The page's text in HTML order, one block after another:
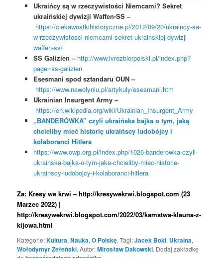
Ukraińcy są w rzeczywistości Niemcami? Sekret
ukraińskiej dywizji Waffen-SS –
https://ciekawostkihistoryczne.pl/2012/09/20/ukraincy-sa-
w-rzeczywistosci-niemcami-sekret-ukrainskiej-dywizji-
waffen-ss/
SS Galizien – http://www.ivrozbiorpolski.pl/index.php?
page=ss-galizien
Esesmani spod sztandaru OUN –
https://www.nawolyniu.pl/artykuly/esesmani.htm
Ukrainian Insurgent Army –
https://en.wikipedia.org/wiki/Ukrainian_Insurgent_Army
„BANDERÓWKA” czyli ukraińska bajka o tym, jaką
chcieliby mieć historię ukraińscy ludobójcy i
kolaboranci Hitlera
https://www.owp.org.pl/index.php/1026-banderowka-czyli-
ukrainska-bajka-o-tym-jaka-chcieliby-miec-historie-
ukrainscy-ludobojcy-i-kolaboranci-hitlera
Za: Kresy we krwi – http://kresywekrwi.blogspot.com (23
Marzec 2022) |
http://kresywekrwi.blogspot.com/2022/03/kamstwa-klauna-z-
kijowa.html
Kategorie:Kultura,Nauka,O Polskę. Tagi:Jacek Boki, Ukraina,
Wołodymyr Zełeński. Autor:Mirosław Dakowski. Dodaj zakładkę